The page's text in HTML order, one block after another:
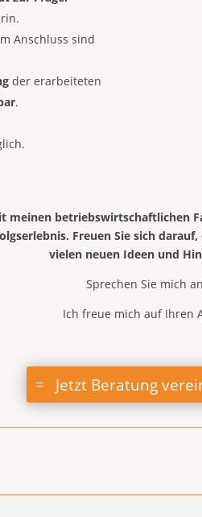
Anschluss sind
der erarbeiteten
.
betriebswirtschaftlichen
Freuen Sie sich
vielen neuen Ideen und
Sprechen Sie mich
Ich freue mich auf Ihren
Jetzt Beratung